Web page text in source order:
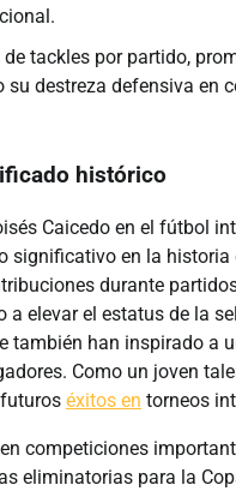
tackles por partido,
su destreza defensiva en
histórico
Caicedo en el fútbol
significativo en la historia
durante
a elevar el estatus de la
también han inspirado a
Como un joven
éxitos en torneos
competiciones
eliminatorias para la